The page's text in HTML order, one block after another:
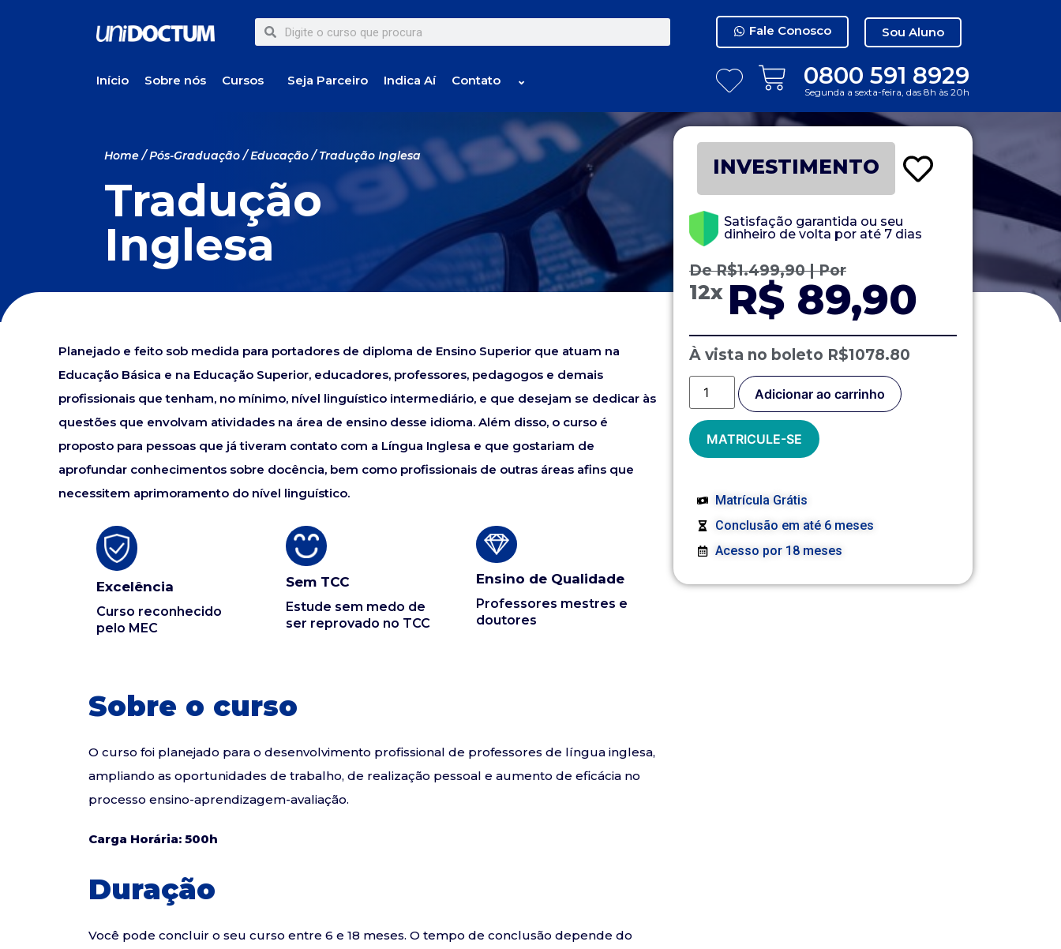
Fale Conosco Sou Aluno
Início Sobre nós Cursos Seja Parceiro Indica Aí Contato ⌄ 0800 591 8929
Segunda a sexta-feira, das 8h às 20h
Home/Pós-Graduação/Educação/ Tradução Inglesa
Tradução
Inglesa
Planejado e feito sob medida para portadores de diploma de Ensino Superior que atuam na
Educação Básica e na Educação Superior, educadores, professores, pedagogos e demais
profissionais que tenham, no mínimo, nível linguístico intermediário, e que desejam se dedicar às
questões que envolvam atividades na área de ensino desse idioma. Além disso, o curso é
proposto para pessoas que já tiveram contato com a Língua Inglesa e que gostariam de
aprofundar conhecimentos sobre docência, bem como profissionais de outras áreas afins que
necessitem aprimoramento do nível linguístico.
Excelência
Curso reconhecido
pelo MEC
Sem TCC
Estude sem medo de
ser reprovado no TCC
Ensino de Qualidade
Professores mestres e
doutores
Sobre o curso
O curso foi planejado para o desenvolvimento profissional de professores de língua inglesa,
ampliando as oportunidades de trabalho, de realização pessoal e aumento de eficácia no
processo ensino-aprendizagem-avaliação.
Carga Horária: 500h
Duração
Você pode concluir o seu curso entre 6 e 18 meses. O tempo de conclusão depende do
INVESTIMENTO
Satisfação garantida ou seu
dinheiro de volta por até 7 dias
DeR$1.499,90| Por
12x R$ 89,90
À vista no boleto R$1078.80
Adicionar ao carrinho
MATRICULE-SE
Matrícula Grátis
Conclusão em até 6 meses
Acesso por 18 meses